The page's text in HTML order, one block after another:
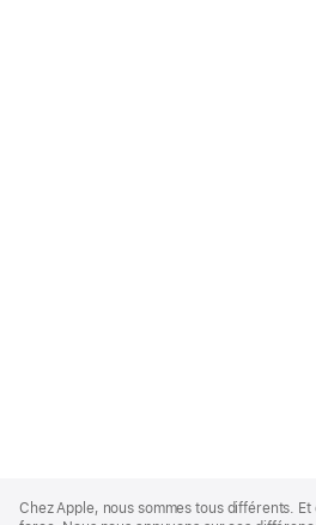
Footer
Chez Apple, nous sommes tous différents.